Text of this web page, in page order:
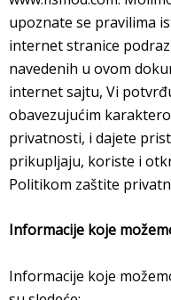
upoznate se pravilima
internet stranice
navedenih u ovom
internet sajtu, Vi
obavezujućim
privatnosti, i dajete
prikupljaju, koriste i
Politikom zaštite
Informacije koje
Informacije koje